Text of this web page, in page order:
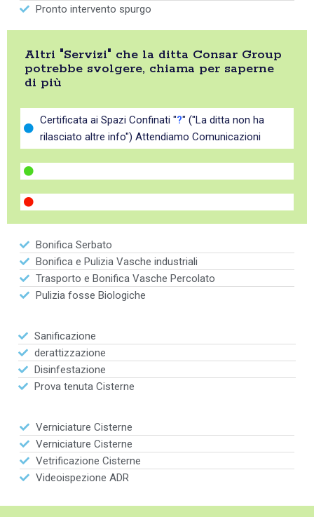
Pronto intervento spurgo
Altri "Servizi" che la ditta Consar Group
potrebbe svolgere, chiama per saperne
di più
Certificata ai Spazi Confinati "?" ("La ditta non ha
rilasciato altre info") Attendiamo Comunicazioni
Bonifica Serbato
Bonifica e Pulizia Vasche industriali
Trasporto e Bonifica Vasche Percolato
Pulizia fosse Biologiche
Sanificazione
derattizzazione
Disinfestazione
Prova tenuta Cisterne
Verniciature Cisterne
Verniciature Cisterne
Vetrificazione Cisterne
Videoispezione ADR